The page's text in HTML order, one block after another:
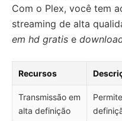
Com o Plex, você tem
streaming de alta
em hd gratis e
Recursos
Transmissão em
alta definição